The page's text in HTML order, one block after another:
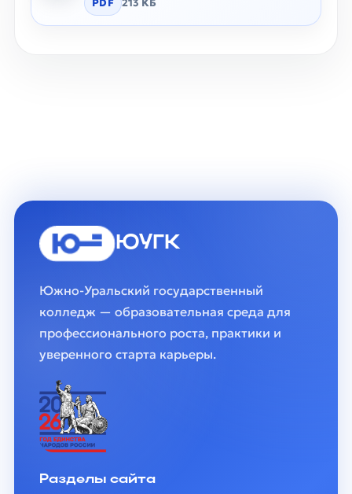
PDF 213 КБ
ЮУГК
Южно-Уральский государственный
колледж — образовательная среда для
профессионального роста, практики и
уверенного старта карьеры.
Разделы сайта